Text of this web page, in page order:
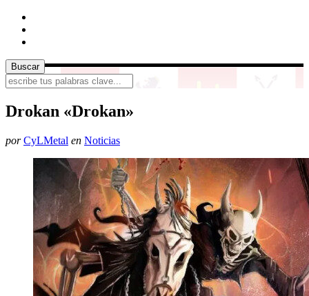
Drokan «Drokan»
por CyLMetal en Noticias